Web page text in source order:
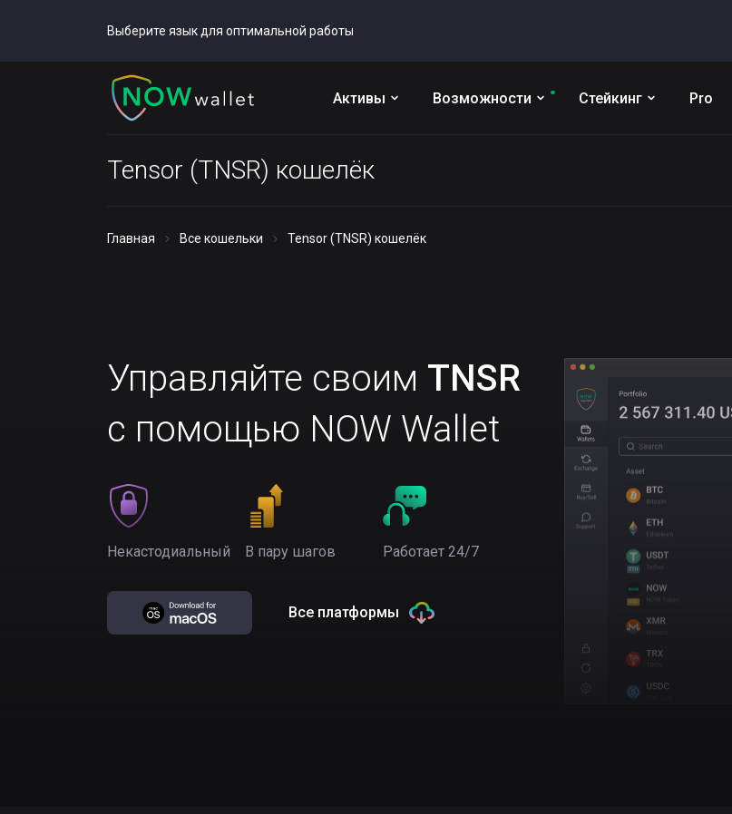
Выберите язык для оптимальной работы
Активы Возможности Стейкинг Pro
Tensor (TNSR) кошелёк
Главная Все кошельки Tensor (TNSR) кошелёк
Управляйте своим TNSR
с помощью NOW Wallet
Некастодиальный В пару шагов Работает 24/7
Все платформы